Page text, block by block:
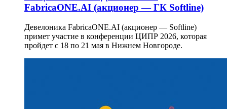
FabricaONE.AI (акционер — ГК Softline)
Девелоника FabricaONE.AI (акционер — Softline)
примет участие в конференции ЦИПР 2026, которая
пройдет с 18 по 21 мая в Нижнем Новгороде.